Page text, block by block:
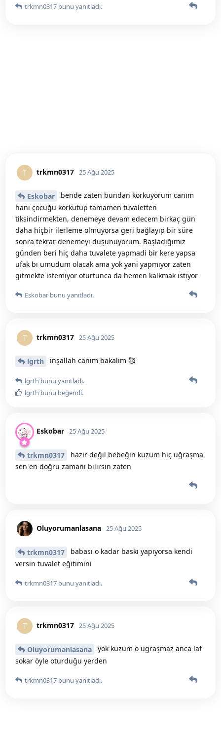
trkmn0317 bunu yanıtladı.
T trkmn0317 25 Ağu 2025
Eskobar
bende zaten bundan korkuyorum canım
hani çocuğu korkutup tamamen tuvaletten
tiksindirmekten, denemeye devam edecem birkaç gün
daha hiçbir ilerleme olmuyorsa geri bağlayıp bir süre
sonra tekrar denemeyi düşünüyorum. Başladığımız
günden beri hiç daha tuvalete yapmadi bir kere yapsa
ufak bı umudum olacak ama yok yani yapmıyor zaten
gitmekte istemiyor oturtunca da hemen kalkmak istiyor
Eskobar bunu yanıtladı.
T trkmn0317 25 Ağu 2025
lgrth inşallah canım bakalım 🥰
lgrth bunu yanıtladı.
lgrth bunu beğendi.
Eskobar 25 Ağu 2025
trkmn0317
hazır değil bebeğin kuzum hiç uğraşma
sen en doğru zamanı bilirsin zaten
Oluyorumanlasana 25 Ağu 2025
trkmn0317
babası o kadar baskı yapıyorsa kendi
versin tuvalet eğitimini
trkmn0317 bunu yanıtladı.
T trkmn0317 25 Ağu 2025
Oluyorumanlasana
yok kuzum o ugraşmaz anca laf
sokar öyle oturduğu yerden
trkmn0317 bunu yanıtladı.